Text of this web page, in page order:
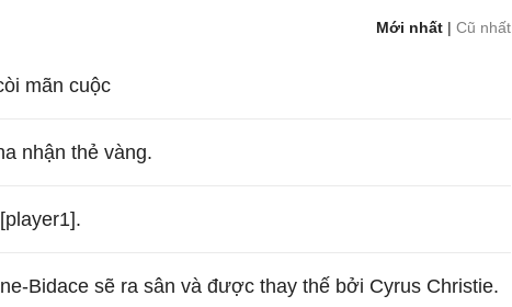
Mới nhất |Cũ nhất
mãn cuộc
nhận thẻ vàng.
Bidace sẽ ra sân và được thay thế bởi Cyrus Christie.